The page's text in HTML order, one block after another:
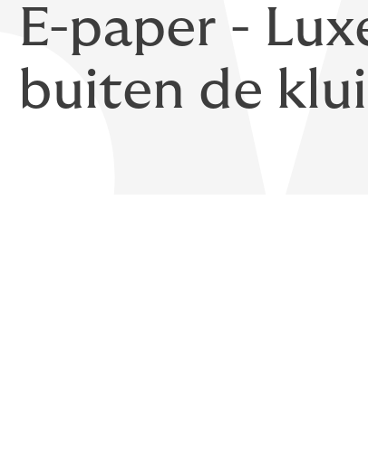
E-paper -
buiten de